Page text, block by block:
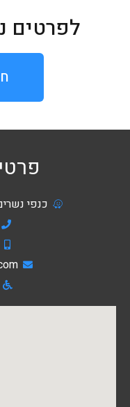
לפרטים
כנפי נשרים 15, גבעת שאול